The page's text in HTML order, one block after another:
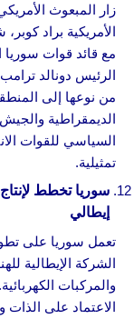
زار المبعوث
الأمريكية براد
مع قائد قوات سوريا
الرئيس دونالد
من نوعها إلى
الديمقراطية
السياسي للقوات
تمثيلية.
سوريا تخطط
إيطالي
تعمل سوريا على
الشركة الإيطالية
والمركبات
الاعتماد على الذات